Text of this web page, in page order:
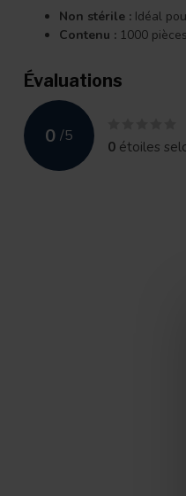
Non stérile : Idéal
Contenu : 1000
Évaluations
0 /5
0 étoiles